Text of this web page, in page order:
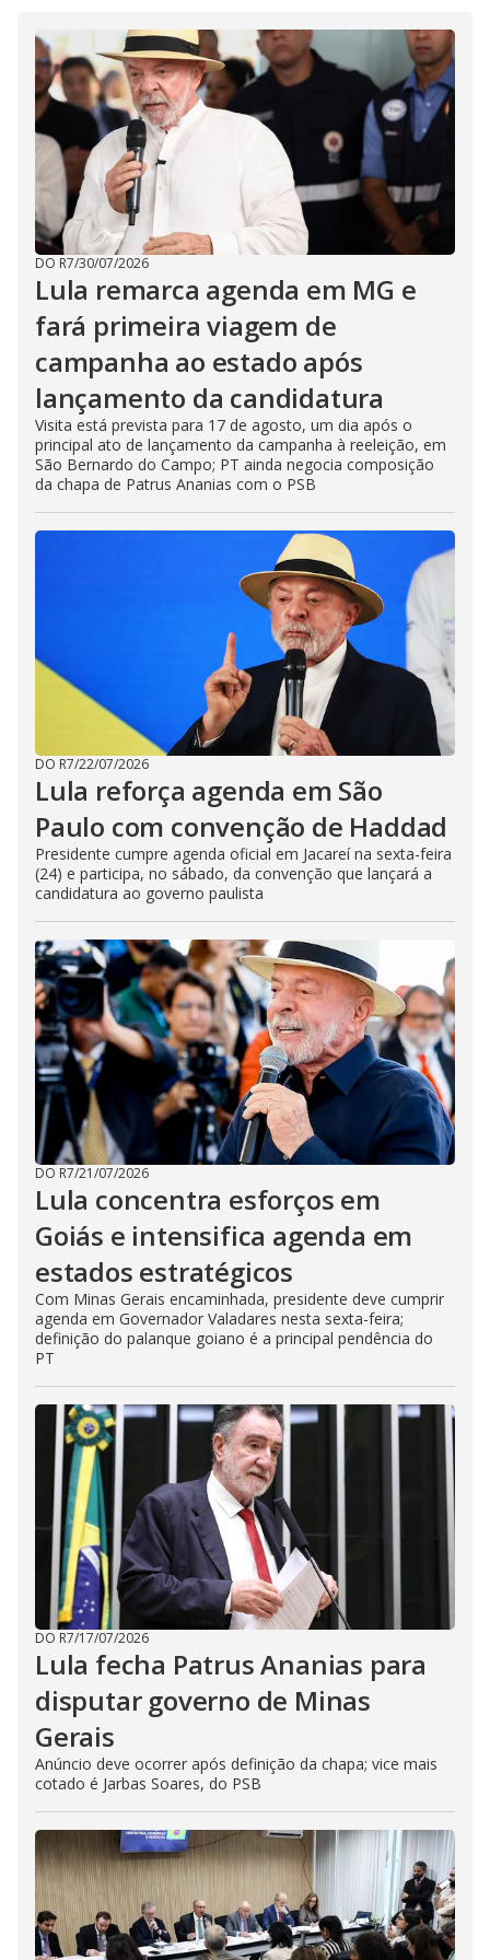
e
o
DO R7/30/07/2026
Lula remarca agenda em MG e
fará primeira viagem de
campanha ao estado após
lançamento da candidatura
Visita está prevista para 17 de agosto, um dia após o
principal ato de lançamento da campanha à reeleição, em
São Bernardo do Campo; PT ainda negocia composição
da chapa de Patrus Ananias com o PSB
DO R7/22/07/2026
Lula reforça agenda em São
Paulo com convenção de Haddad
Presidente cumpre agenda oficial em Jacareí na sexta-feira
(24) e participa, no sábado, da convenção que lançará a
candidatura ao governo paulista
DO R7/21/07/2026
Lula concentra esforços em
Goiás e intensifica agenda em
estados estratégicos
Com Minas Gerais encaminhada, presidente deve cumprir
agenda em Governador Valadares nesta sexta-feira;
definição do palanque goiano é a principal pendência do
PT
DO R7/17/07/2026
Lula fecha Patrus Ananias para
disputar governo de Minas
Gerais
Anúncio deve ocorrer após definição da chapa; vice mais
cotado é Jarbas Soares, do PSB